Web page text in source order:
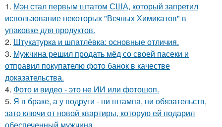
1. Мэн стал первым штатом США, который запретил
использование некоторых "Вечных Химикатов" в
упаковке для продуктов.
2. Штукатурка и шпатлёвка: основные отличия.
3. Мужчина решил продать мёд со своей пасеки и
отправил покупателю фото банок в качестве
доказательства.
4. Фото и видео - это не ИИ или фотошоп.
5. Я в браке, а у подруги - ни штампа, ни обязательств,
зато ключи от новой квартиры, которую ей подарил